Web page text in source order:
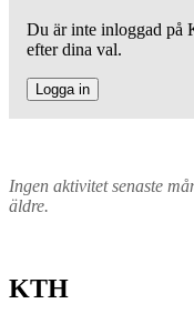
Du är inte inloggad på
efter dina val.
Logga in
Ingen aktivitet senaste
äldre.
KTH